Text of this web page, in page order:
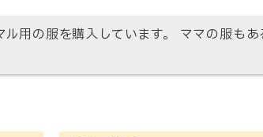
用の服を購入しています。 ママの服もあ